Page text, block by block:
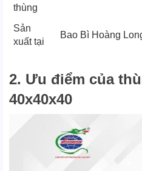
thùng
Sản
xuất tại
Bao Bì Hoàng
2. Ưu điểm của
40x40x40